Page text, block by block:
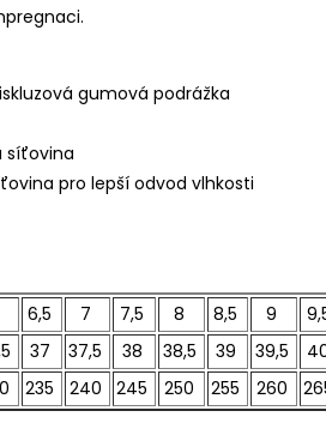
gumová podrážka
síťovina
pro lepší odvod vlhkosti
6,5 7 7,5 8 8,5 9
37 37,5 38 38,5 39 39,5
235 240 245 250 255 260